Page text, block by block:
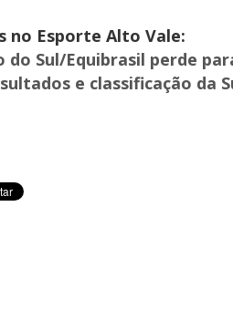
no Esporte Alto Vale:
do Sul/Equibrasil perde
e classificação da